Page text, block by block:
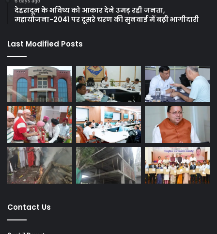
देहरादून के भविष्य को आकार देने उमड़ रही जनता,
महायोजना-2041 पर दूसरे चरण की सुनवाई में बढ़ी भागीदारी
Last Modified Posts
Contact Us